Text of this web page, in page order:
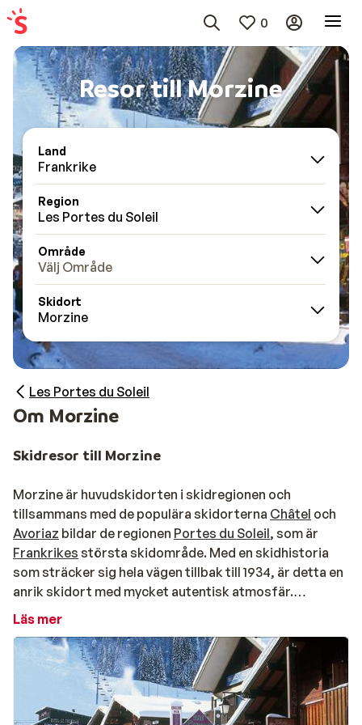
0
Resor till Morzine
Land
Frankrike
Region
Les Portes du Soleil
Område
Välj Område
Skidort
Morzine
Les Portes du Soleil
Om Morzine
Skidresor till Morzine
Morzine är huvudskidorten i skidregionen och
tillsammans med de populära skidorterna Châtel och
Avoriaz bildar de regionen Portes du Soleil, som är
Frankrikes största skidområde. Med en skidhistoria
som sträcker sig hela vägen tillbak till 1934, är detta en
anrik skidort med mycket autentisk atmosfär.
Från Morzine kan man ta liften rakt upp i Portes du
Soleils skidområde och njuta av det stora
skidsystemet som erbjuder hela 600 km varierande
Läs mer